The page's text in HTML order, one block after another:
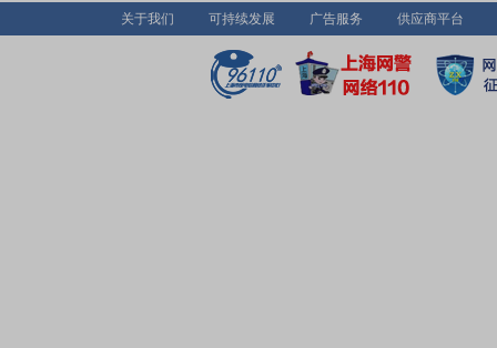
关于我们 可持续发展 广告服务 供应商平台